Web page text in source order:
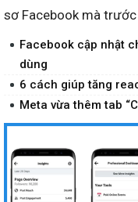
sơ Facebook mà
Facebook cập nhật
dùng
6 cách giúp tăng
Meta vừa thêm tab